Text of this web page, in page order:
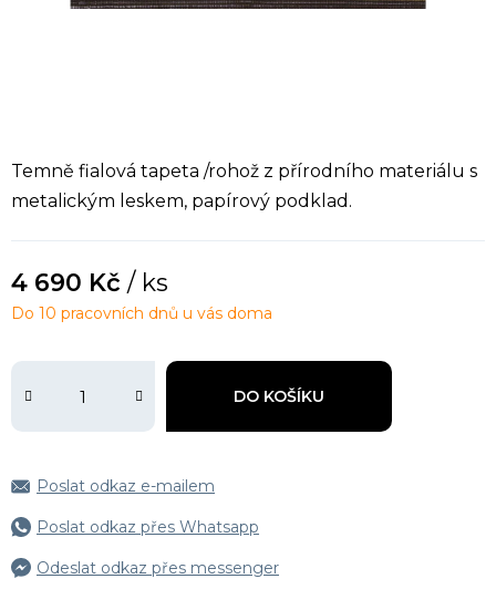
Temně fialová tapeta /rohož z přírodního materiálu s
metalickým leskem, papírový podklad.
4 690 Kč / ks
DO KOŠÍKU
Do 10 pracovních dnů u vás doma
Poslat odkaz e-mailem
Poslat odkaz přes Whatsapp
Odeslat odkaz přes messenger